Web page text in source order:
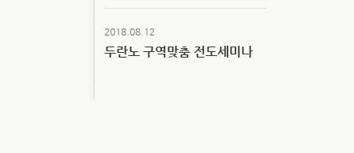
2018.08.12
두란노 구역맞춤 전도세미나